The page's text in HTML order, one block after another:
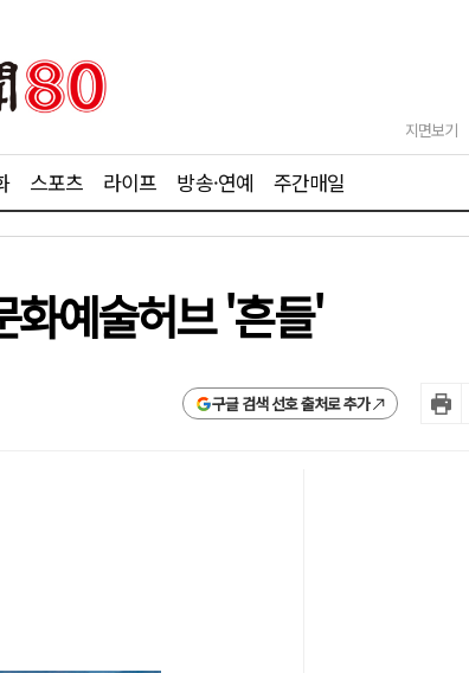
지면보기
스포츠 라이프 방송·연예 주간매일
예술허브 '흔들'
구글 검색 선호 출처로 추가